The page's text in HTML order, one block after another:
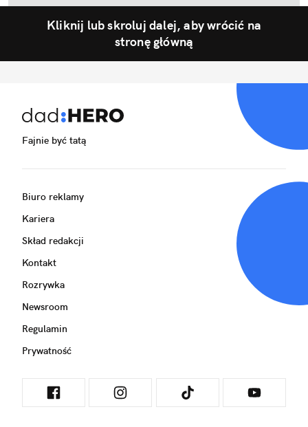
Kliknij lub skroluj dalej, aby wrócić na
stronę główną
Fajnie być tatą
Biuro reklamy
Kariera
Skład redakcji
Kontakt
Rozrywka
Newsroom
Regulamin
Prywatność